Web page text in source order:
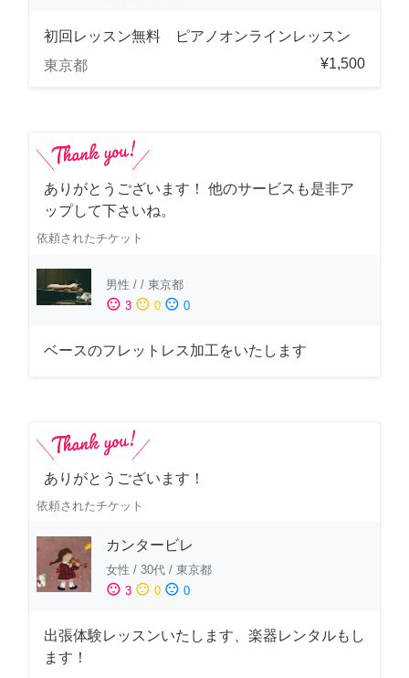
初回レッスン無料 ピアノオンラインレッスン
東京都
¥1,500
ありがとうございます！ 他のサービスも是非ア
ップして下さいね。
依頼されたチケット
男性 / / 東京都
sentiment_satisfied 3 sentiment_neutral 0 sentiment_dissatisfied 0
ベースのフレットレス加工をいたします
ありがとうございます！
依頼されたチケット
カンタービレ
女性 / 30代 / 東京都
sentiment_satisfied 3 sentiment_neutral 0 sentiment_dissatisfied 0
出張体験レッスンいたします、楽器レンタルもし
ます！